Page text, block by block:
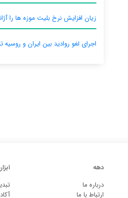
زیان افزایش نرخ بلیت موزه ها را
اجرای لغو روادید بین ایران و
دهه
درباره ما
ارتباط با ما